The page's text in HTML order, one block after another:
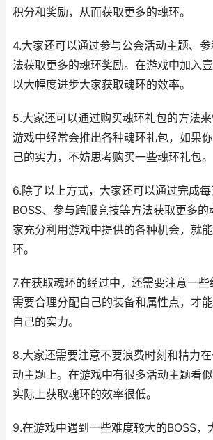
积分和奖励，从而获取更多的魂环。
4.大家还可以通过参与公会活动主题、
法获取更多的魂环奖励。在游戏中加入
以大幅度进步大家获取魂环的效率。
5.大家还可以通过购买魂环礼包的方法来
游戏中经常会推出各种魂环礼包，如果
己的实力，不妨思考购买一些魂环礼包。
6.除了以上方式，大家还可以通过完成
BOSS、参与跨服竞技等方法获取更多
家充分利用游戏中提供的各种机会，就
环。
7.在获取魂环的经过中，还需要注意一
需要合理分配自己的装备和属性点，才
自己的实力。
8.大家还需要注意不要浪费时刻和精力
动主题上。在游戏中有很多活动主题看
实际上获取魂环的效率很低。
9.在游戏中遇到一些难度较大的BOSS，